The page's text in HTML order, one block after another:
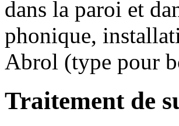
dans la paroi et
phonique,
Abrol (type pour
Traitement de